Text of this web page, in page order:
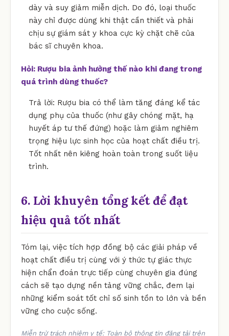
dày và suy giảm miễn dịch. Do đó, loại thuốc
này chỉ được dùng khi thật cần thiết và phải
chịu sự giám sát y khoa cực kỳ chặt chẽ của
bác sĩ chuyên khoa.
Hỏi: Rượu bia ảnh hưởng thế nào khi đang trong
quá trình dùng thuốc?
Trả lời: Rượu bia có thể làm tăng đáng kể tác
dụng phụ của thuốc (như gây chóng mặt, hạ
huyết áp tư thế đứng) hoặc làm giảm nghiêm
trọng hiệu lực sinh học của hoạt chất điều trị.
Tốt nhất nên kiêng hoàn toàn trong suốt liệu
trình.
6. Lời khuyên tổng kết để đạt
hiệu quả tốt nhất
Tóm lại, việc tích hợp đồng bộ các giải pháp về
hoạt chất điều trị cùng với ý thức tự giác thực
hiện chẩn đoán trực tiếp cùng chuyên gia đúng
cách sẽ tạo dựng nền tảng vững chắc, đem lại
những kiểm soát tốt chỉ số sinh tồn to lớn và bền
vững cho cuộc sống.
Miễn trừ trách nhiệm y tế: Toàn bộ thông tin đăng tải trên